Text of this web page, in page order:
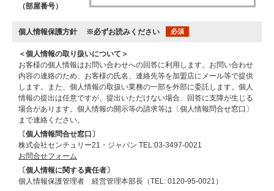
（部屋番号）
個人情報保護方針 ※必ずお読みください 必須
＜個人情報の取り扱いについて＞
お客様の個人情報はお問い合わせへの回答に利用します。お問い合わせ
内容の連絡のため、お客様の氏名、連絡先等を加盟店にメール等で提供
します。また、個人情報の取扱い業務の一部を外部に委託します。個人
情報の提出は任意ですが、提出いただけない場合、回答に支障が生じる
場合があります。個人情報の開示等の請求等は〔個人情報問合せ窓口〕
まで連絡ください。
〔個人情報問合せ窓口〕
株式会社センチュリー21・ジャパン TEL:03-3497-0021
お問合せフォーム
〔個人情報に関する責任者〕
個人情報保護管理者 経営管理本部長（TEL: 0120-95-0021）